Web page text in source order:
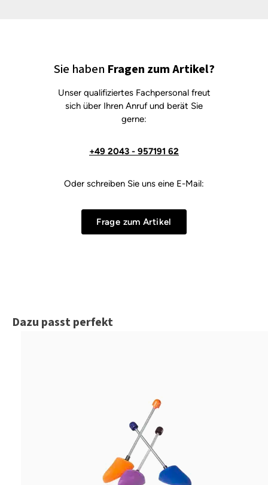
Sie haben Fragen zum Artikel?
Unser qualifiziertes Fachpersonal freut
sich über Ihren Anruf und berät Sie
gerne:
+49 2043 - 957191 62
Oder schreiben Sie uns eine E-Mail:
Frage zum Artikel
Produktgalerie überspringen
Dazu passt perfekt